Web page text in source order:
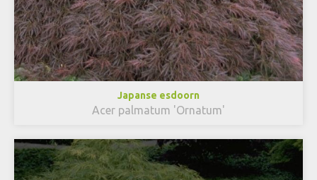
Japanse esdoorn
Acer palmatum 'Ornatum'